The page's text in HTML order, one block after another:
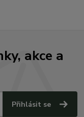
akce a
Přihlásit se